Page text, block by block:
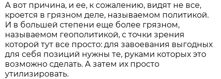
А вот причина, и ее, к сожалению, видят не все,
кроется в грязном деле, называемом политикой.
И в большей степени еще более грязном,
называемом геополитикой, с точки зрения
которой тут все просто: для завоевания выгодных
для себя позиций нужны те, руками которых это
возможно сделать. А затем их просто
утилизировать.